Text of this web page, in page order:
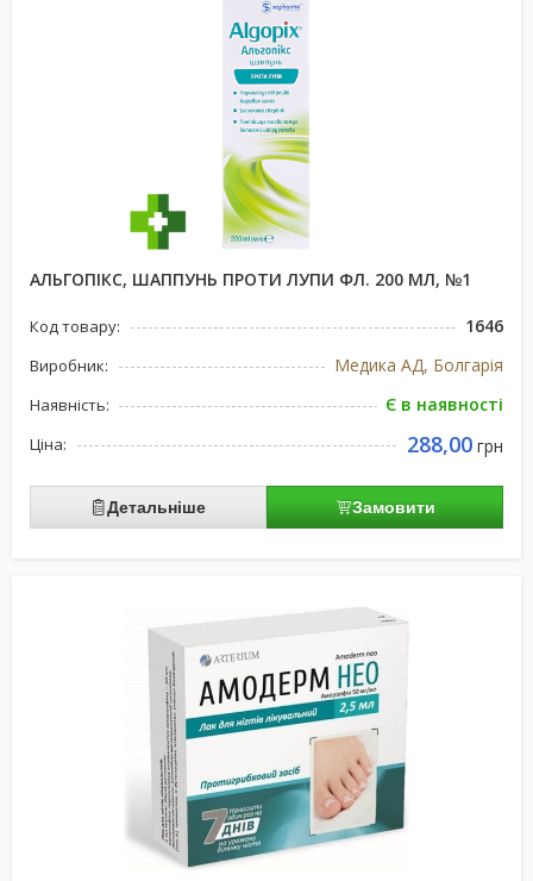
АЛЬГОПІКС, ШАППУНЬ ПРОТИ ЛУПИ ФЛ. 200 МЛ, №1
Код товару: 1646
Виробник: Медика АД, Болгарія
Наявність: Є в наявності
Ціна: 288,00 грн
Детальніше Замовити